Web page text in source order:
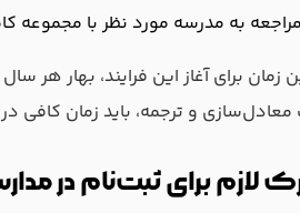
مراجعه به مدرسه مورد نظر با مجموعه
زمان برای آغاز این فرایند، بهار هر
و ترجمه، باید زمان کافی
لازم برای ثبت‌نام در